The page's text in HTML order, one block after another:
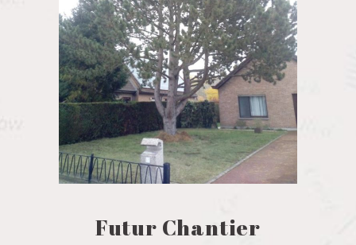
Futur Chantier